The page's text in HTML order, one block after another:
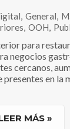
, General,
, OOH,
para
negocios
cercanos,
presentes en la
MÁS »